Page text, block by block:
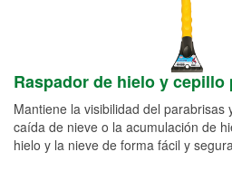
Raspador de hielo y cepillo
Mantiene la visibilidad del parabrisas
caída de nieve o la acumulación de
hielo y la nieve de forma fácil y